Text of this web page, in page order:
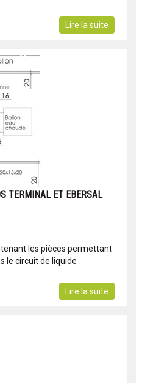
Lire la suite
TERMINAL ET EBERSAL
les pièces permettant
le circuit de liquide
Lire la suite